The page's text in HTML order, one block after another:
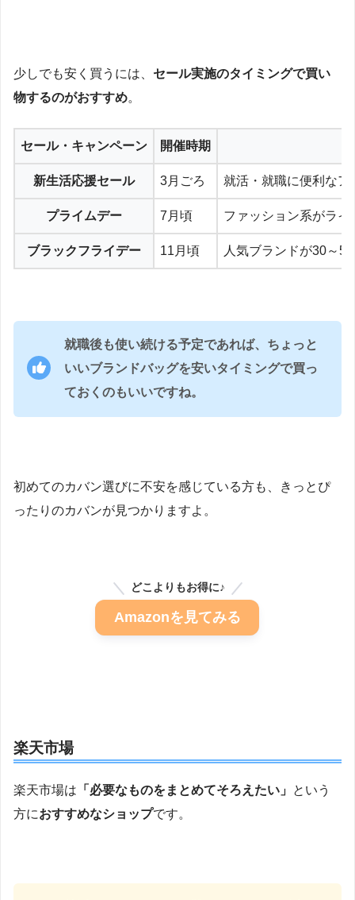
少しでも安く買うには、 セール実施のタイミングで買い
物するのがおすすめ。
セール・キャンペーン 開催時期
新生活応援セール 3月ごろ 就活・就職に便利な
プライムデー 7月頃 ファッション系がラ
ブラックフライデー 11月頃 人気ブランドが30～
就職後も使い続ける予定であれば、ちょっと
いいブランドバッグを安いタイミングで買っ
ておくのもいいですね。
初めてのカバン選びに不安を感じている方も、きっとぴ
ったりのカバンが見つかりますよ。
どこよりもお得に♪
Amazonを見てみる
楽天市場
楽天市場は 「必要なものをまとめてそろえたい」
という
方におすすめなショップです。